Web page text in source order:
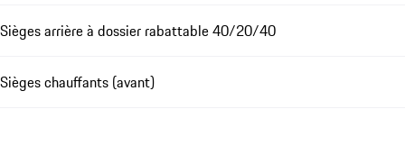
Sièges arrière à dossier rabattable 40/20/40
Sièges chauffants (avant)